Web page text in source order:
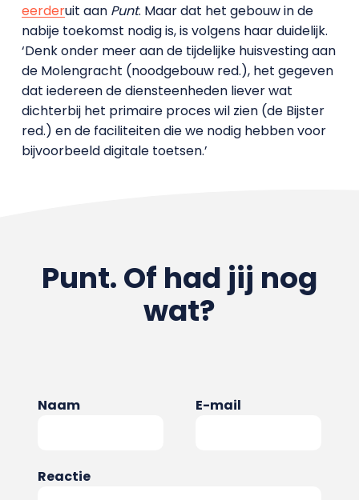
eerderuit aan Punt. Maar dat het gebouw in de
nabije toekomst nodig is, is volgens haar duidelijk.
‘Denk onder meer aan de tijdelijke huisvesting aan
de Molengracht (noodgebouw red.), het gegeven
dat iedereen de diensteenheden liever wat
dichterbij het primaire proces wil zien (de Bijster
red.) en de faciliteiten die we nodig hebben voor
bijvoorbeeld digitale toetsen.’
Punt. Of had jij nog
wat?
Naam E-mail
Reactie